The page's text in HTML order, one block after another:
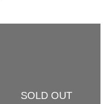
SOLD OUT